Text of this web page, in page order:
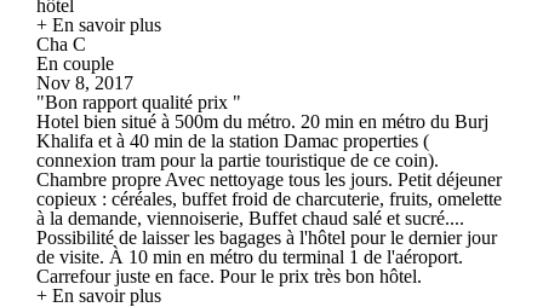
hôtel
+ En savoir plus
Cha C
En couple
Nov 8, 2017
"Bon rapport qualité prix "
Hotel bien situé à 500m du métro. 20 min en métro du Burj
Khalifa et à 40 min de la station Damac properties (
connexion tram pour la partie touristique de ce coin).
Chambre propre Avec nettoyage tous les jours. Petit déjeuner
copieux : céréales, buffet froid de charcuterie, fruits, omelette
à la demande, viennoiserie, Buffet chaud salé et sucré....
Possibilité de laisser les bagages à l'hôtel pour le dernier jour
de visite. À 10 min en métro du terminal 1 de l'aéroport.
Carrefour juste en face. Pour le prix très bon hôtel.
+ En savoir plus